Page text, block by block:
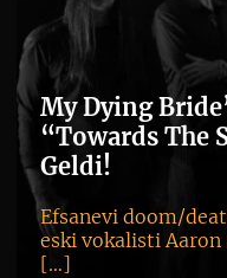
My Dying
“Towards The
Geldi!
Efsanevi doom/
eski vokalisti
[…]